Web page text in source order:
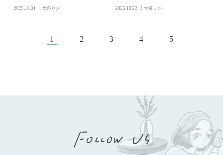
2025.10.31 | 大泉りか 2025.10.22 | 大泉りか
1 2 3 4 5